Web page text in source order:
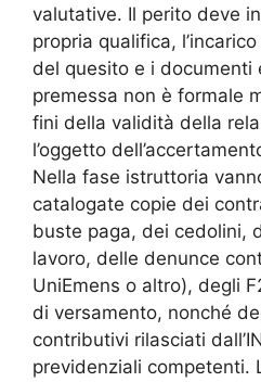
valutative. Il perito deve
propria qualifica,
del quesito e i documenti
premessa non è formale
fini della validità della
l’oggetto
Nella fase istruttoria
catalogate copie dei
buste paga, dei cedolini,
lavoro, delle denunce
UniEmens o altro), degli
di versamento, nonché
contributivi rilasciati
previdenziali competenti.